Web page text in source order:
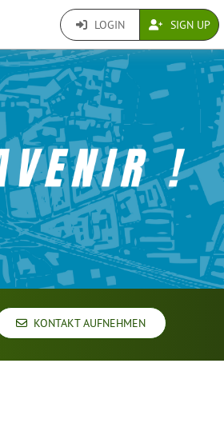
LOGIN SIGN UP
KONTAKT AUFNEHMEN